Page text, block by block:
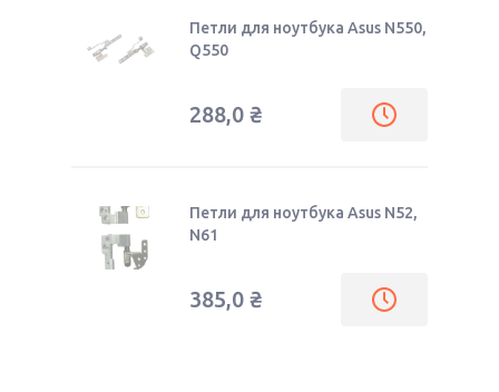
Петли для ноутбука Asus N550,
Q550
288,0 ₴
Петли для ноутбука Asus N52,
N61
385,0 ₴